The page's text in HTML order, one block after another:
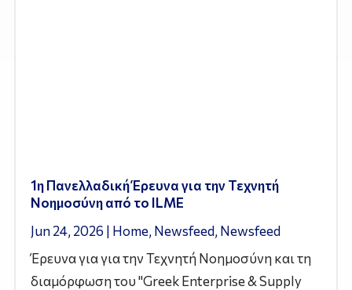
1η Πανελλαδική Έρευνα για την Τεχνητή
Νοημοσύνη από το ILME
Jun 24, 2026 | Home, Newsfeed, Newsfeed
Έρευνα για για την Τεχνητή Νοημοσύνη και τη
διαμόρφωση του "Greek Enterprise & Supply